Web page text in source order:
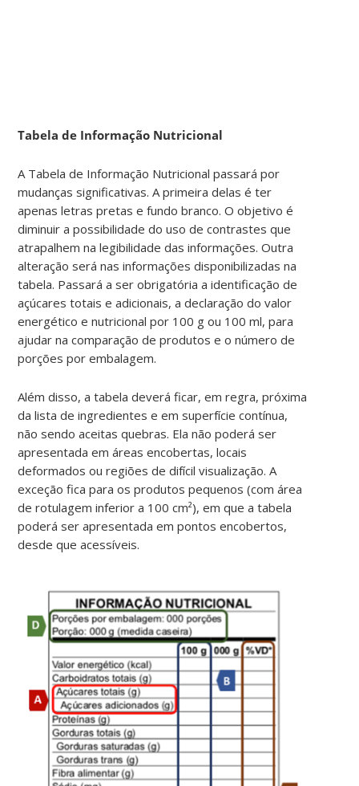
Tabela de Informação Nutricional
A Tabela de Informação Nutricional passará por
mudanças significativas. A primeira delas é ter
apenas letras pretas e fundo branco. O objetivo é
diminuir a possibilidade do uso de contrastes que
atrapalhem na legibilidade das informações. Outra
alteração será nas informações disponibilizadas na
tabela. Passará a ser obrigatória a identificação de
açúcares totais e adicionais, a declaração do valor
energético e nutricional por 100 g ou 100 ml, para
ajudar na comparação de produtos e o número de
porções por embalagem.
Além disso, a tabela deverá ficar, em regra, próxima
da lista de ingredientes e em superfície contínua,
não sendo aceitas quebras. Ela não poderá ser
apresentada em áreas encobertas, locais
deformados ou regiões de difícil visualização. A
exceção fica para os produtos pequenos (com área
de rotulagem inferior a 100 cm²), em que a tabela
poderá ser apresentada em pontos encobertos,
desde que acessíveis.